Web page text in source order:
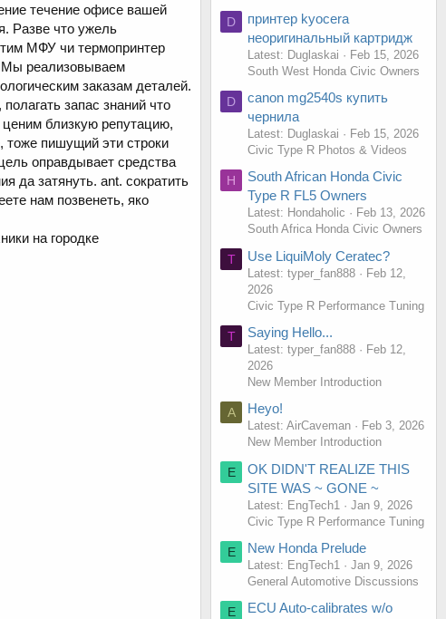
течение офисе вашей
Разве что ужель
МФУ чи термопринтер
реализовываем
заказам деталей.
запас знаний что
близкую репутацию,
тоже пишущий эти строки
оправдывает средства
да затянуть. ant. сократить
нам позвенеть, яко
на городке
D
принтер kyocera
неоригинальный картридж
Latest: Duglaskai
Feb 15, 2026
South West Honda Civic Owners
D
canon mg2540s купить
чернила
Latest: Duglaskai
Feb 15, 2026
Civic Type R Photos & Videos
H
South African Honda Civic
Type R FL5 Owners
Latest: Hondaholic
Feb 13, 2026
South Africa Honda Civic Owners
T Use LiquiMoly Ceratec?
Latest: typer_fan888
Feb 12,
2026
Civic Type R Performance Tuning
T Saying Hello...
Latest: typer_fan888
Feb 12,
2026
New Member Introduction
A Heyo!
Latest: AirCaveman
Feb 3, 2026
New Member Introduction
E
OK DIDN'T REALIZE THIS
SITE WAS ~ GONE ~
Latest: EngTech1
Jan 9, 2026
Civic Type R Performance Tuning
E New Honda Prelude
Latest: EngTech1
Jan 9, 2026
General Automotive Discussions
E
ECU Auto-calibrates w/o